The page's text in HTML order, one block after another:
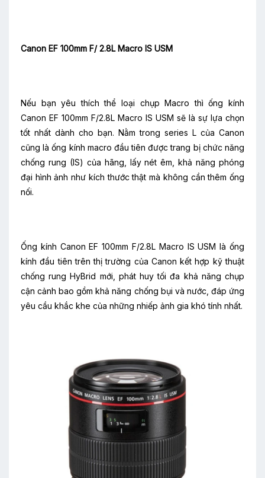
Canon EF 100mm F/ 2.8L Macro IS USM
Nếu bạn yêu thích thể loại chụp Macro thì ống kính
Canon EF 100mm F/2.8L Macro IS USM sẽ là sự lựa chọn
tốt nhất dành cho bạn. Nằm trong series L của Canon
cũng là ống kính macro đầu tiên được trang bị chức năng
chống rung (IS) của hãng, lấy nét êm, khả năng phóng
đại hình ảnh như kích thước thật mà không cần thêm ống
nối.
Ống kính Canon EF 100mm F/2.8L Macro IS USM là ống
kính đầu tiên trên thị trường của Canon kết hợp kỹ thuật
chống rung HyBrid mới, phát huy tối đa khả năng chụp
cận cảnh bao gồm khả năng chống bụi và nước, đáp ứng
yêu cầu khắc khe của những nhiếp ảnh gia khó tính nhất.